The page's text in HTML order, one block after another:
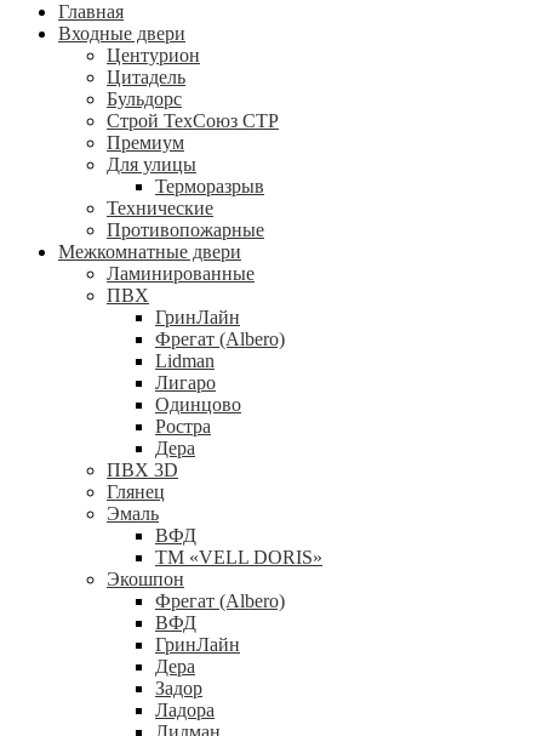
Главная
Входные двери
Центурион
Цитадель
Бульдорс
Строй ТехСоюз СТР
Премиум
Для улицы
Терморазрыв
Технические
Противопожарные
Межкомнатные двери
Ламинированные
ПВХ
ГринЛайн
Фрегат (Albero)
Lidman
Лигаро
Одинцово
Ростра
Дера
ПВХ 3D
Глянец
Эмаль
ВФД
ТМ «VELL DORIS»
Экошпон
Фрегат (Albero)
ВФД
ГринЛайн
Дера
Задор
Ладора